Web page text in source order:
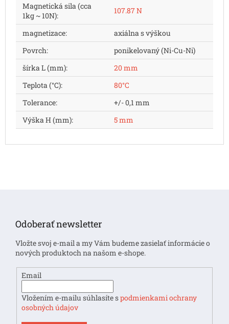
Magnetická sila (cca
1kg ~ 10N):
107.87 N
magnetizace:
axiálna s výškou
Povrch:
ponikelovaný (Ni-Cu-Ni)
šírka L (mm):
20 mm
Teplota (°C):
80°C
Tolerance:
+/- 0,1 mm
Výška H (mm): 5 mm
Odoberať newsletter
Vložte svoj e-mail a my Vám budeme zasielať informácie o
nových produktoch na našom e-shope.
Email
Vložením e-mailu súhlasíte spodmienkami ochrany
osobných údajov